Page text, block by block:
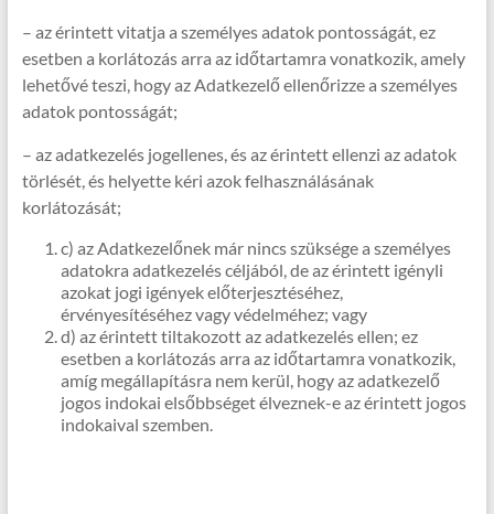
– az érintett vitatja a személyes adatok pontosságát, ez
esetben a korlátozás arra az időtartamra vonatkozik, amely
lehetővé teszi, hogy az Adatkezelő ellenőrizze a személyes
adatok pontosságát;
– az adatkezelés jogellenes, és az érintett ellenzi az adatok
törlését, és helyette kéri azok felhasználásának
korlátozását;
c) az Adatkezelőnek már nincs szüksége a személyes
adatokra adatkezelés céljából, de az érintett igényli
azokat jogi igények előterjesztéséhez,
érvényesítéséhez vagy védelméhez; vagy
d) az érintett tiltakozott az adatkezelés ellen; ez
esetben a korlátozás arra az időtartamra vonatkozik,
amíg megállapításra nem kerül, hogy az adatkezelő
jogos indokai elsőbbséget élveznek-e az érintett jogos
indokaival szemben.